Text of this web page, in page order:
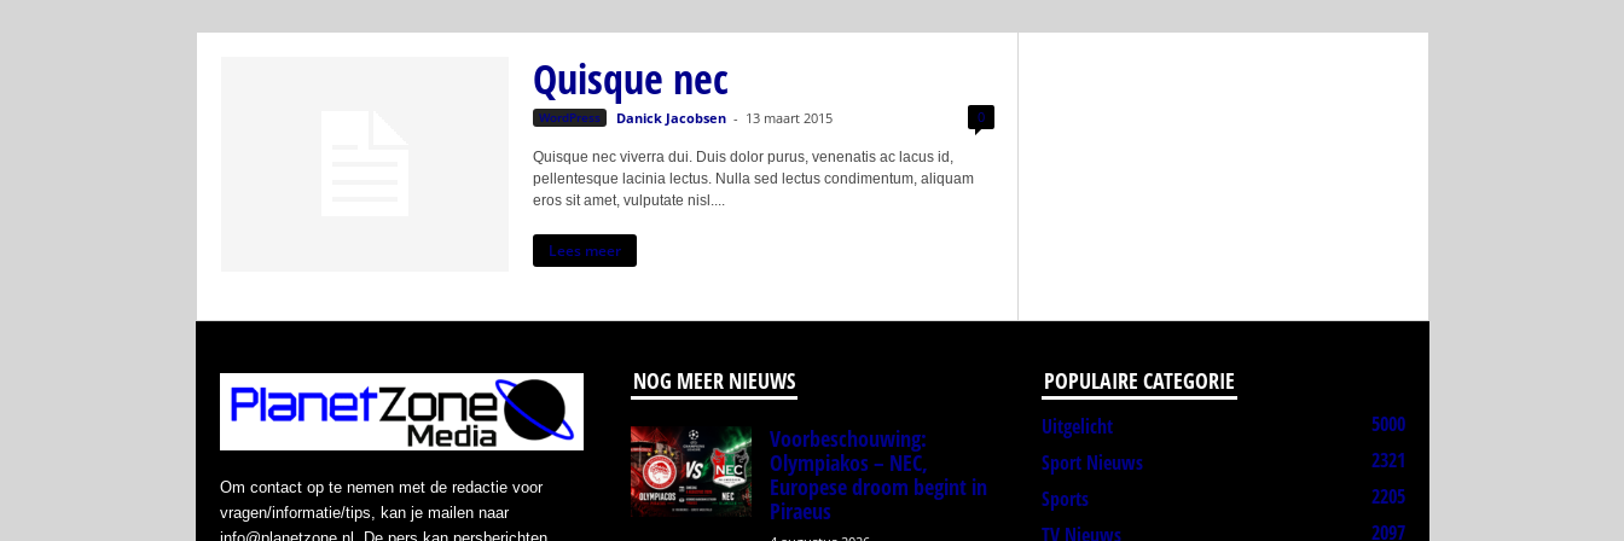
Quisque nec
WordPress Danick Jacobsen - 13 maart 2015 0
Quisque nec viverra dui. Duis dolor purus, venenatis ac lacus id,
pellentesque lacinia lectus. Nulla sed lectus condimentum, aliquam
eros sit amet, vulputate nisl....
Lees meer
Om contact op te nemen met de redactie voor
vragen/informatie/tips, kan je mailen naar
NOG MEER NIEUWS
Voorbeschouwing:
Olympiakos – NEC,
Europese droom begint in
Piraeus
POPULAIRE CATEGORIE
Uitgelicht
5000
Sport Nieuws
2321
Sports
2205
TV Nieuws
2097